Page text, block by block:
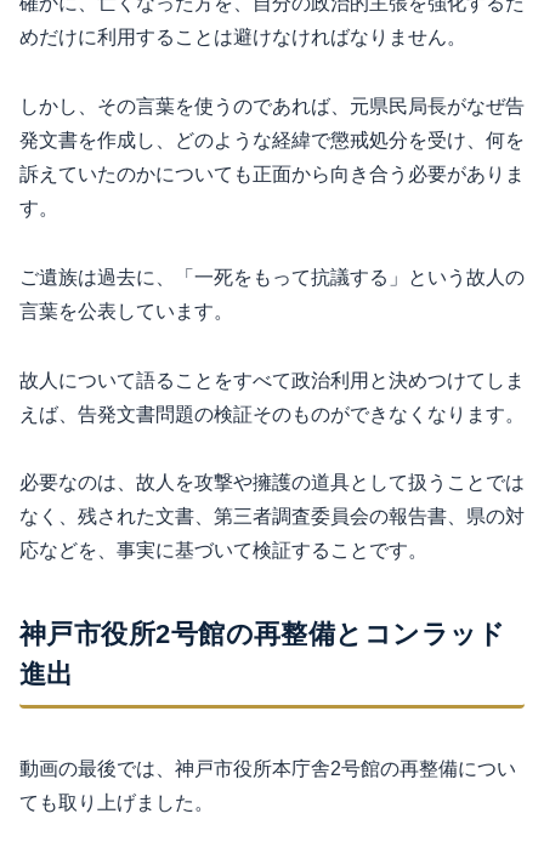
めだけに利用することは避けなければなりません。
しかし、その言葉を使うのであれば、元県民局長がなぜ告
発文書を作成し、どのような経緯で懲戒処分を受け、何を
訴えていたのかについても正面から向き合う必要がありま
す。
ご遺族は過去に、「一死をもって抗議する」という故人の
言葉を公表しています。
故人について語ることをすべて政治利用と決めつけてしま
えば、告発文書問題の検証そのものができなくなります。
必要なのは、故人を攻撃や擁護の道具として扱うことでは
なく、残された文書、第三者調査委員会の報告書、県の対
応などを、事実に基づいて検証することです。
神戸市役所2号館の再整備とコンラッド
進出
動画の最後では、神戸市役所本庁舎2号館の再整備につい
ても取り上げました。